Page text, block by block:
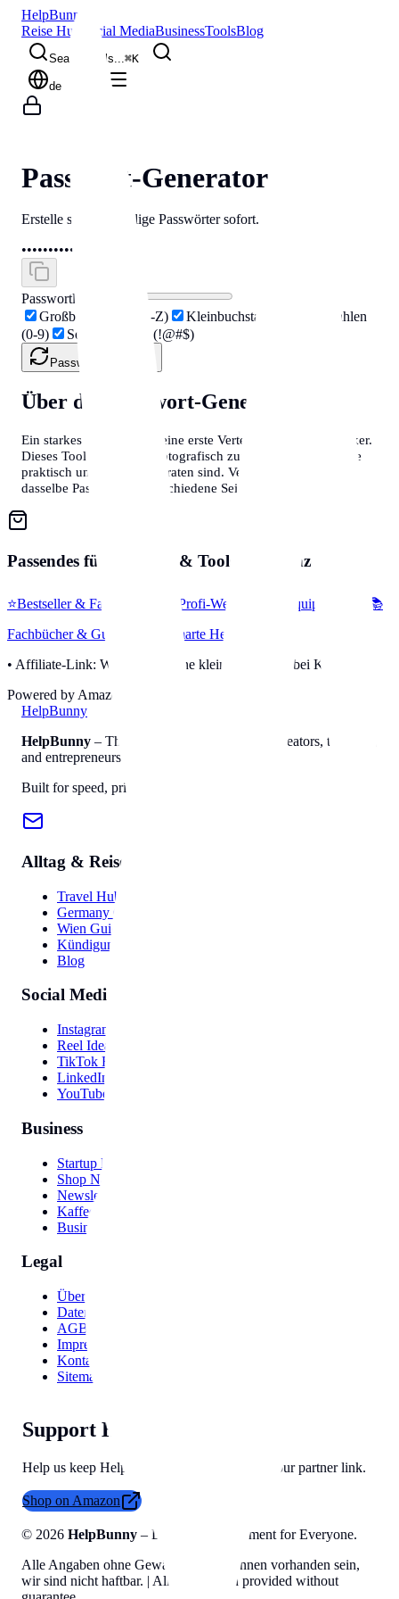
HelpBunny
Reise Hub
Social MediaBusinessToolsBlog
Search tools...⌘K
de
Passwort-Generator
Erstelle starke, zufällige Passwörter sofort.
••••••••••••••••
Passwortlänge
Großbuchstaben (A-Z)
Kleinbuchstaben (a-z)
Zahlen
(0-9)
Sonderzeichen (!@#$)
Passwort generieren
Über den Passwort-Generator
Ein starkes Passwort ist deine erste Verteidigung gegen Hacker.
Dieses Tool generiert kryptografisch zufällige Passwörter, die
praktisch unmöglich zu erraten sind. Verwende niemals
dasselbe Passwort für verschiedene Seiten.
Passendes für Zubehör & Tools auf Amazon
⭐Bestseller & Favoriten Profi-Werkzeug & Equipment
📚
Fachbücher & Guides
Smarte Helfer
• Affiliate-Link: Wir erhalten eine kleine Provision bei Käufen.
Powered by Amazon 🛒
HelpBunny
HelpBunny – The ultimate digital toolkit for creators, travelers,
and entrepreneurs.
Built for speed, privacy, and ease of use.
Alltag & Reise
Travel Hub
Germany Guide
Wien Guide
Kündigung
Blog
Social Media
Instagram Bio
Reel Ideas
TikTok Hooks
LinkedIn Post
YouTube Video
Business
Startup Names
Shop Names
Newsletter Names
Kaffee Namen
Business Ideas
Legal
Über uns
Datenschutzerklärung
AGB
Impressum
Kontakt
Sitemap
Support HelpBunny
Help us keep HelpBunny tools free by using our partner link.
Shop on Amazon
© 2026 HelpBunny – Digital Empowerment for Everyone.
Alle Angaben ohne Gewähr, Fehler können vorhanden sein,
wir sind nicht haftbar. | All information provided without